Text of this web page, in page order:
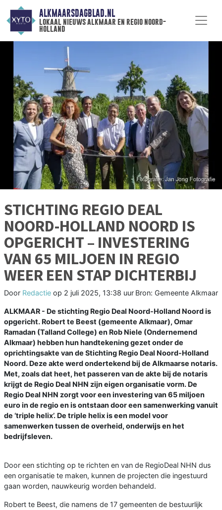
ALKMAARSDAGBLAD.NL
lokaal nieuws alkmaar en regio noord-
holland
STICHTING REGIO DEAL
NOORD-HOLLAND NOORD IS
OPGERICHT – INVESTERING
VAN 65 MILJOEN IN REGIO
WEER EEN STAP DICHTERBIJ
Door Redactie op 2 juli 2025, 13:38 uur Bron: Gemeente Alkmaar
ALKMAAR - De stichting Regio Deal Noord-Holland Noord is
opgericht. Robert te Beest (gemeente Alkmaar), Omar
Ramadan (Talland College) en Rob Niele (Ondernemend
Alkmaar) hebben hun handtekening gezet onder de
oprichtingsakte van de Stichting Regio Deal Noord-Holland
Noord. Deze akte werd ondertekend bij de Alkmaarse notaris.
Met, zoals dat heet, het passeren van de akte bij de notaris
krijgt de Regio Deal NHN zijn eigen organisatie vorm. De
Regio Deal NHN zorgt voor een investering van 65 miljoen
euro in de regio en is ontstaan door een samenwerking vanuit
de ‘triple helix’. De triple helix is een model voor
samenwerken tussen de overheid, onderwijs en het
bedrijfsleven.
Door een stichting op te richten en van de RegioDeal NHN dus
een organisatie te maken, kunnen de projecten die ingestuurd
gaan worden, nauwkeurig worden behandeld.
Robert te Beest, die namens de 17 gemeenten de bestuurlijk